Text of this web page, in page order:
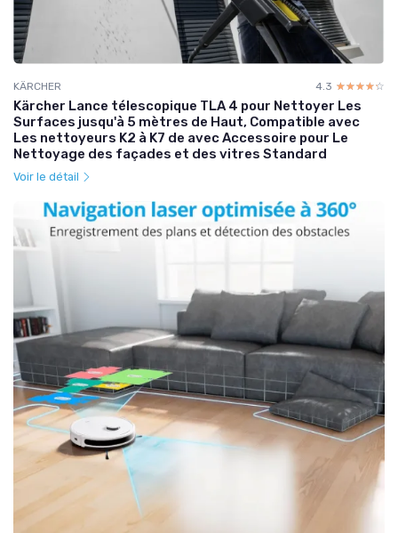
KÄRCHER 4.3 ☆☆☆☆☆
★★★★★
Kärcher Lance télescopique TLA 4 pour Nettoyer Les
Surfaces jusqu'à 5 mètres de Haut, Compatible avec
Les nettoyeurs K2 à K7 de avec Accessoire pour Le
Nettoyage des façades et des vitres Standard
Voir le détail